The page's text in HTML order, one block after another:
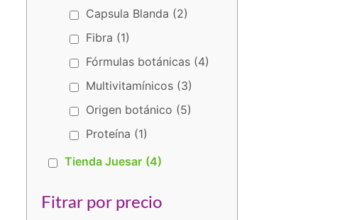
Capsula Blanda (2)
Fibra (1)
Fórmulas botánicas (4)
Multivitamínicos (3)
Origen botánico (5)
Proteína (1)
Tienda Juesar (4)
Fitrar por precio